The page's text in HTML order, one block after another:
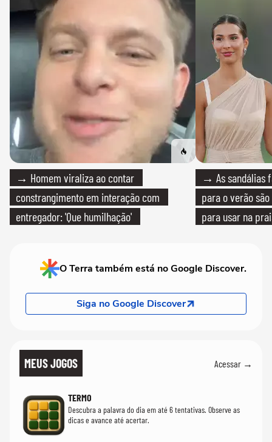
→ Homem viraliza ao contar
constrangimento em interação com
entregador: 'Que humilhação'
→ As sandálias
para o verão
para usar na
O Terra também está no Google Discover.
Siga no Google Discover
MEUS JOGOS Acessar →
TERMO
Descubra a palavra do dia em até 6 tentativas. Observe as
dicas e avance até acertar.